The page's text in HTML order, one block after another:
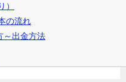
の流れ
～出金方法